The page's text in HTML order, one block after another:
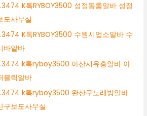
K톡RYBOY3500 성정동룸알바 성정
도사무실
K톡RYBOY3500 수원시업소알바 수
바알바
k톡ryboy3500 아산시유흥알바 아
블릭알바
k톡ryboy3500 완산구노래방알바
구보도사무실